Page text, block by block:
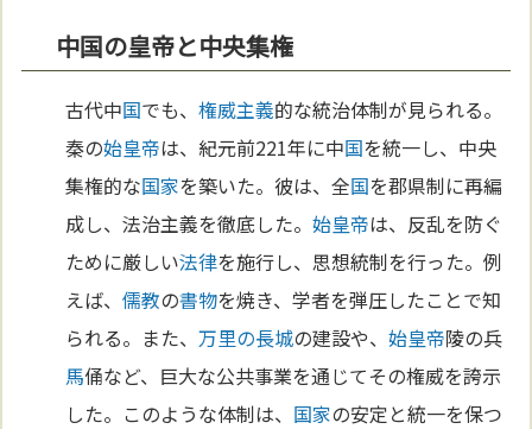
中国の皇帝と中央集権
古代中国でも、権威主義的な統治体制が見られる。
秦の始皇帝は、紀元前221年に中国を統一し、中央
集権的な国家を築いた。彼は、全国を郡県制に再編
成し、法治主義を徹底した。始皇帝は、反乱を防ぐ
ために厳しい法律を施行し、思想統制を行った。例
えば、儒教の書物を焼き、学者を弾圧したことで知
られる。また、万里の長城の建設や、始皇帝陵の兵
馬俑など、巨大な公共事業を通じてその権威を誇示
した。このような体制は、 国家の安定と統一を保つ